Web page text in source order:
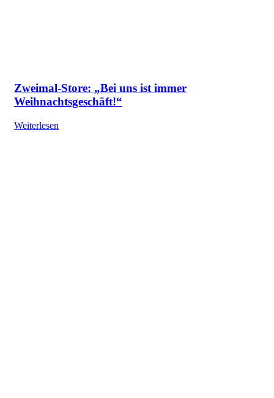
Zweimal-Store: „Bei uns ist immer
Weihnachtsgeschäft!“
Weiterlesen